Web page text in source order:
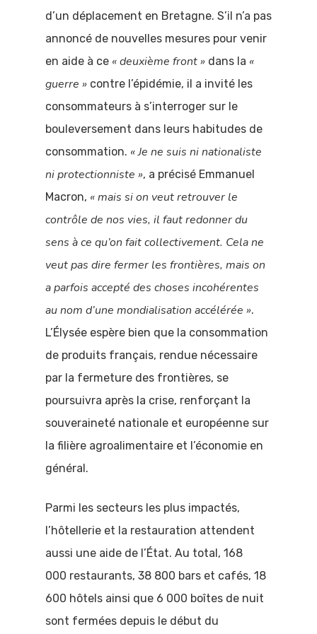
d’un déplacement en Bretagne. S’il n’a pas
annoncé de nouvelles mesures pour venir
en aide à ce « deuxième front » dans la «
guerre » contre l’épidémie, il a invité les
consommateurs à s’interroger sur le
bouleversement dans leurs habitudes de
consommation. «Je ne suis ni nationaliste
ni protectionniste », a précisé Emmanuel
Macron, « mais si on veut retrouver le
contrôle de nos vies, il faut redonner du
sens à ce qu’on fait collectivement. Cela ne
veut pas dire fermer les frontières, mais on
a parfois accepté des choses incohérentes
au nom d’une mondialisation accélérée ».
L’Élysée espère bien que la consommation
de produits français, rendue nécessaire
par la fermeture des frontières, se
poursuivra après la crise, renforçant la
souveraineté nationale et européenne sur
la filière agroalimentaire et l’économie en
général.
Parmi les secteurs les plus impactés,
l’hôtellerie et la restauration attendent
aussi une aide de l’État. Au total, 168
000 restaurants, 38 800 bars et cafés, 18
600 hôtels ainsi que 6 000 boîtes de nuit
sont fermées depuis le début du